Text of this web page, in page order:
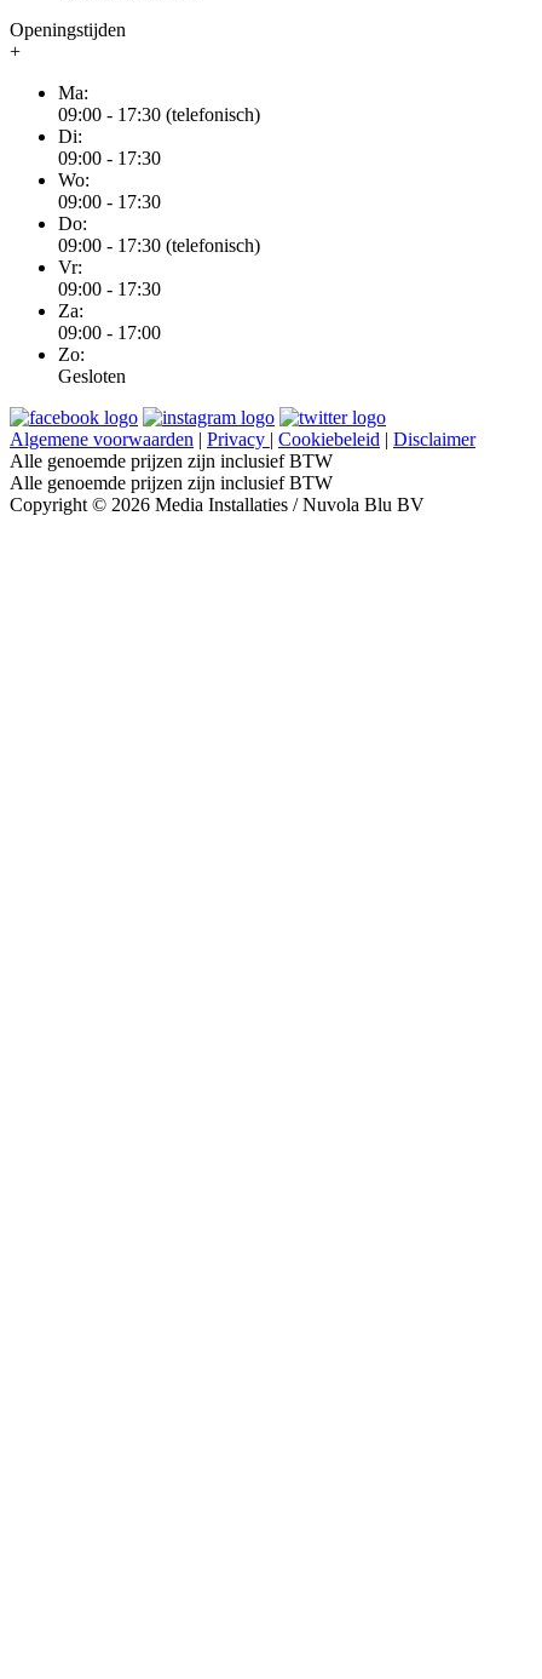
Openingstijden
+
Ma:
09:00 - 17:30 (telefonisch)
Di:
09:00 - 17:30
Wo:
09:00 - 17:30
Do:
09:00 - 17:30 (telefonisch)
Vr:
09:00 - 17:30
Za:
09:00 - 17:00
Zo:
Gesloten
Algemene voorwaarden | Privacy | Cookiebeleid | Disclaimer
Alle genoemde prijzen zijn inclusief BTW
Alle genoemde prijzen zijn inclusief BTW
Copyright © 2026 Media Installaties / Nuvola Blu BV